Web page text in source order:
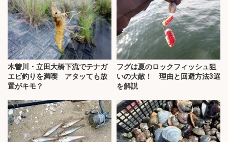
木曽川・立田大橋下流でテナガ
エビ釣りを満喫 アタッても放
置がキモ？
フグは夏のロックフィッシュ狙
いの大敵！ 理由と回避方法3選
を解説